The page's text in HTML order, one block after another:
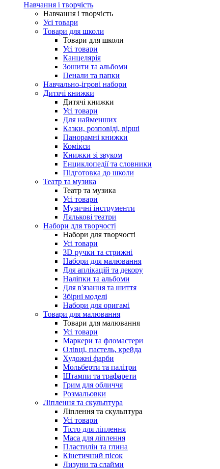
Навчання і творчість
Навчання і творчість
Усі товари
Товари для школи
Товари для школи
Усі товари
Канцелярія
Зошити та альбоми
Пенали та папки
Навчально-ігрові набори
Дитячі книжки
Дитячі книжки
Усі товари
Для найменших
Казки, розповіді, вірші
Панорамні книжки
Комікси
Книжки зі звуком
Енциклопедії та словники
Підготовка до школи
Театр та музика
Театр та музика
Усі товари
Музичні інструменти
Лялькові театри
Набори для творчості
Набори для творчості
Усі товари
3D ручки та стрижні
Набори для малювання
Для аплікацій та декору
Наліпки та альбоми
Для в'язання та шиття
Збірні моделі
Набори для оригамі
Товари для малювання
Товари для малювання
Усі товари
Маркери та фломастери
Олівці, пастель, крейда
Художні фарби
Мольберти та палітри
Штампи та трафарети
Грим для обличчя
Розмальовки
Ліплення та скульптура
Ліплення та скульптура
Усі товари
Тісто для ліплення
Маса для ліплення
Пластилін та глина
Кінетичний пісок
Лизуни та слайми